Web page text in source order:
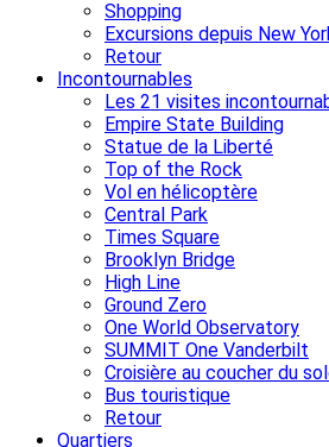
Shopping
Excursions depuis New
Retour
Incontournables
Les 21 visites
Empire State Building
Statue de la Liberté
Top of the Rock
Vol en hélicoptère
Central Park
Times Square
Brooklyn Bridge
High Line
Ground Zero
One World Observatory
SUMMIT One Vanderbilt
Croisière au coucher du
Bus touristique
Retour
Quartiers